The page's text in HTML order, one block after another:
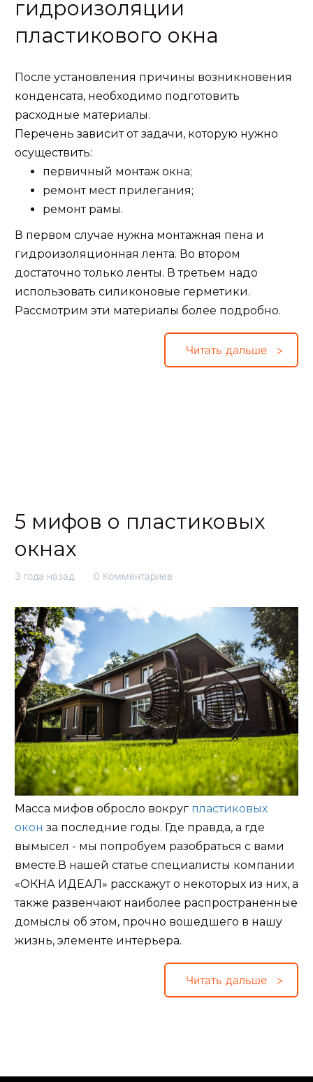
гидроизоляции
пластикового окна
После установления причины возникновения
конденсата, необходимо подготовить
расходные материалы.
Перечень зависит от задачи, которую нужно
осуществить:
первичный монтаж окна;
ремонт мест прилегания;
ремонт рамы.
В первом случае нужна монтажная пена и
гидроизоляционная лента. Во втором
достаточно только ленты. В третьем надо
использовать силиконовые герметики.
Рассмотрим эти материалы более подробно.
Читать дальше
5 мифов о пластиковых
окнах
3 года назад 0 Комментариев
Масса мифов обросло вокруг пластиковых
окон за последние годы. Где правда, а где
вымысел - мы попробуем разобраться с вами
вместе.В нашей статье специалисты компании
«ОКНА ИДЕАЛ» расскажут о некоторых из них, а
также развенчают наиболее распространенные
домыслы об этом, прочно вошедшего в нашу
жизнь, элементе интерьера.
Читать дальше